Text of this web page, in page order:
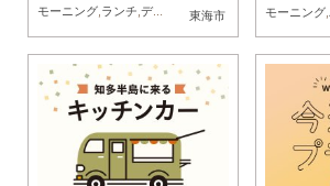
東海市
モーニング,ランチ,ディナー ,パン,カフェ スイーツ,テ
モーニング,